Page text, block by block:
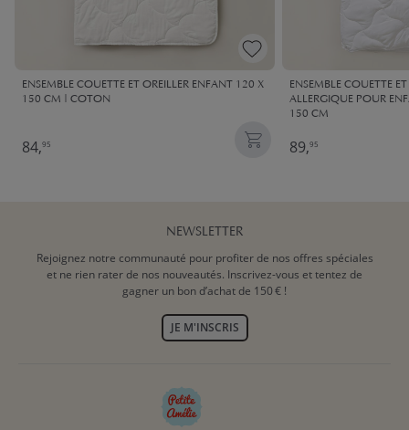
ENSEMBLE COUETTE ET OREILLER ENFANT 120 X
150 CM | COTON
84,95
ENSEMBLE COUETTE
ALLERGIQUE POUR
150 CM
89,95
NEWSLETTER
Rejoignez notre communauté pour profiter de nos offres spéciales
et ne rien rater de nos nouveautés. Inscrivez-vous et tentez de
gagner un bon d’achat de 150 € !
JE M'INSCRIS